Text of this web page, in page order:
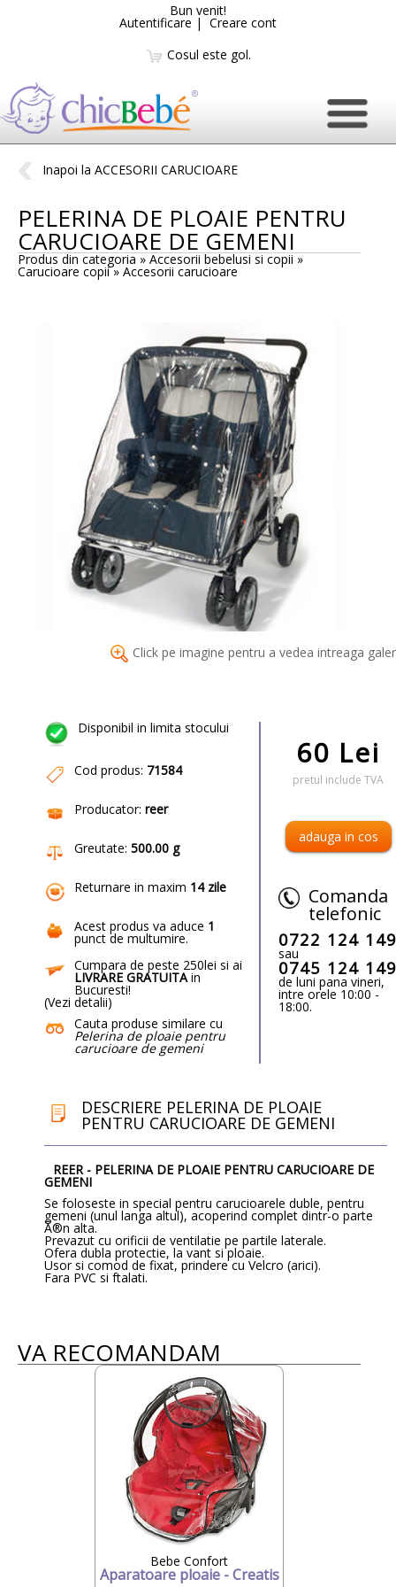
Bun venit!
Autentificare | Creare cont
Cosul este gol.
Inapoi la ACCESORII CARUCIOARE
PELERINA DE PLOAIE PENTRU
CARUCIOARE DE GEMENI
Produs din categoria » Accesorii bebelusi si copii »
Carucioare copii » Accesorii carucioare
Click pe imagine pentru a vedea intreaga
Disponibil in limita stocului
Cod produs: 71584
Producator: reer
Greutate: 500.00 g
Returnare in maxim 14 zile
Acest produs va aduce 1
punct de multumire.
Cumpara de peste 250lei si ai
LIVRARE GRATUITAin
Bucuresti!
(Vezi detalii)
Cauta produse similare cu
Pelerina de ploaie pentru
carucioare de gemeni
60 Lei
pretul include TVA
Comanda
telefonic
0722 124 149
sau
0745 124 149
de luni pana vineri,
intre orele 10:00 -
18:00.
DESCRIERE PELERINA DE PLOAIE
PENTRU CARUCIOARE DE GEMENI
REER - PELERINA DE PLOAIE PENTRU CARUCIOARE DE
GEMENI
Se foloseste in special pentru carucioarele duble, pentru
gemeni (unul langa altul), acoperind complet dintr-o parte
Ã®n alta.
Prevazut cu orificii de ventilatie pe partile laterale.
Ofera dubla protectie, la vant si ploaie.
Usor si comod de fixat, prindere cu Velcro (arici).
Fara PVC si ftalati.
VA RECOMANDAM
Bebe Confort
Aparatoare ploaie - Creatis